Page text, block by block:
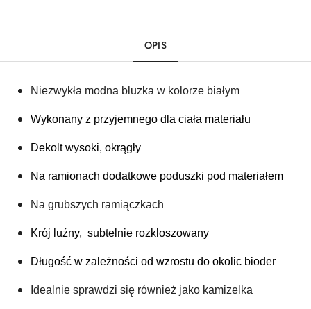
OPIS
Niezwykła modna bluzka w kolorze białym
Wykonany z przyjemnego dla ciała materiału
Dekolt wysoki, okrągły
Na ramionach dodatkowe poduszki pod materiałem
Na grubszych ramiączkach
Krój luźny,  subtelnie rozkloszowany
Długość w zależności od wzrostu do okolic bioder
Idealnie sprawdzi się również jako kamizelka